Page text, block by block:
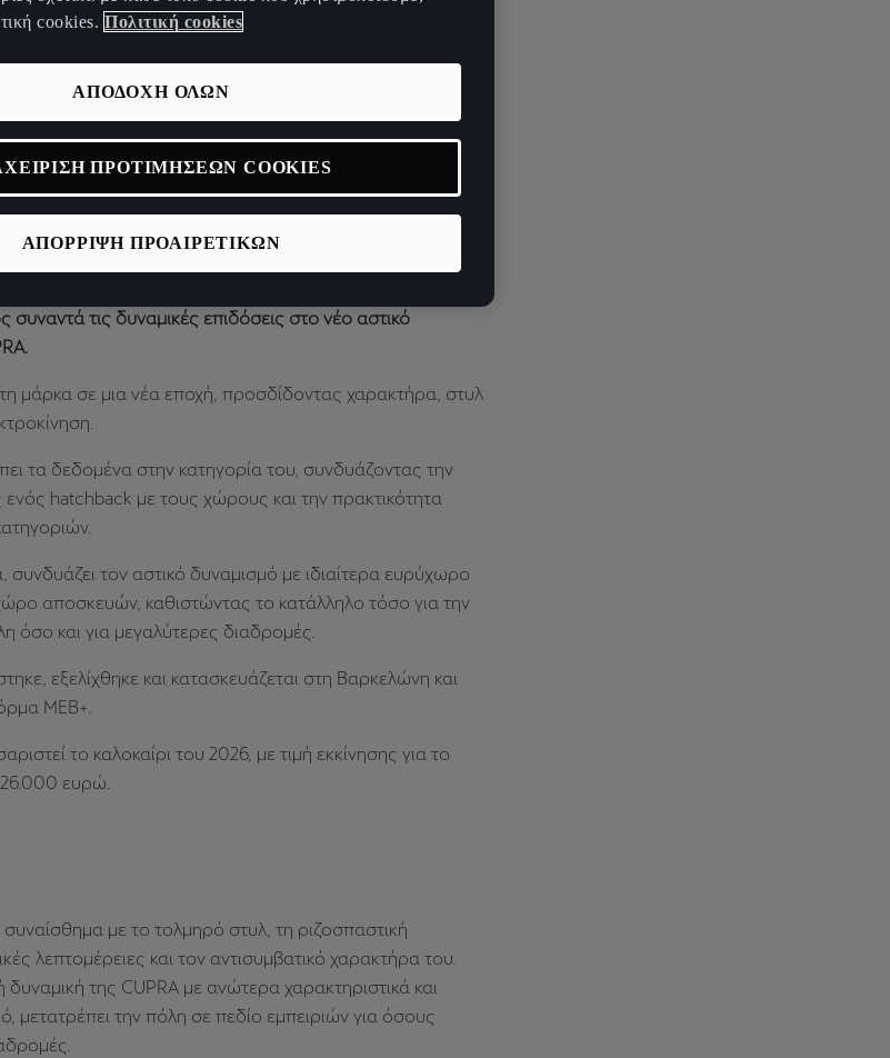
κατηγορία των αστικών EV, σχεδιασμένη για όσους
κάθε διαδρομή. Αποδεικνύει ότι τα ηλεκτρικά οχήματα
επιδόσεις και συναίσθημα.
την αρχή μιας νέας εποχής για τη μάρκα, συνδυάζοντας
υψηλών επιδόσεων, έντονη σχεδιαστική ταυτότητα,
και δυνατότητες εξατομίκευσης για οδηγούς που
διαφοροποίηση.
στους δρόμους το καλοκαίρι του 2026.
τις δυναμικές επιδόσεις στο νέο αστικό
τη μάρκα σε μια νέα εποχή, προσδίδοντας χαρακτήρα, στυλ
τα δεδομένα στην κατηγορία του, συνδυάζοντας την
ενός hatchback με τους χώρους και την πρακτικότητα
συνδυάζει τον αστικό δυναμισμό με ιδιαίτερα ευρύχωρο
αποσκευών, καθιστώντας το κατάλληλο τόσο για την
όσο και για μεγαλύτερες διαδρομές.
εξελίχθηκε και κατασκευάζεται στη Βαρκελώνη και
MEB+.
το καλοκαίρι του 2026, με τιμή εκκίνησης για το
26.000 ευρώ.
με το τολμηρό στυλ, τη ριζοσπαστική
λεπτομέρειες και τον αντισυμβατικό χαρακτήρα του.
της CUPRA με ανώτερα χαρακτηριστικά και
μετατρέπει την πόλη σε πεδίο εμπειριών για όσους
cookies. Πολιτική cookies
ΑΠΟΡΡΙΨΗ ΠΡΟΑΙΡΕΤΙΚΩΝ
ΑΠΟΔΟΧΗ ΟΛΩΝ
ΠΡΟΤΙΜΗΣΕΩΝ COOKIES